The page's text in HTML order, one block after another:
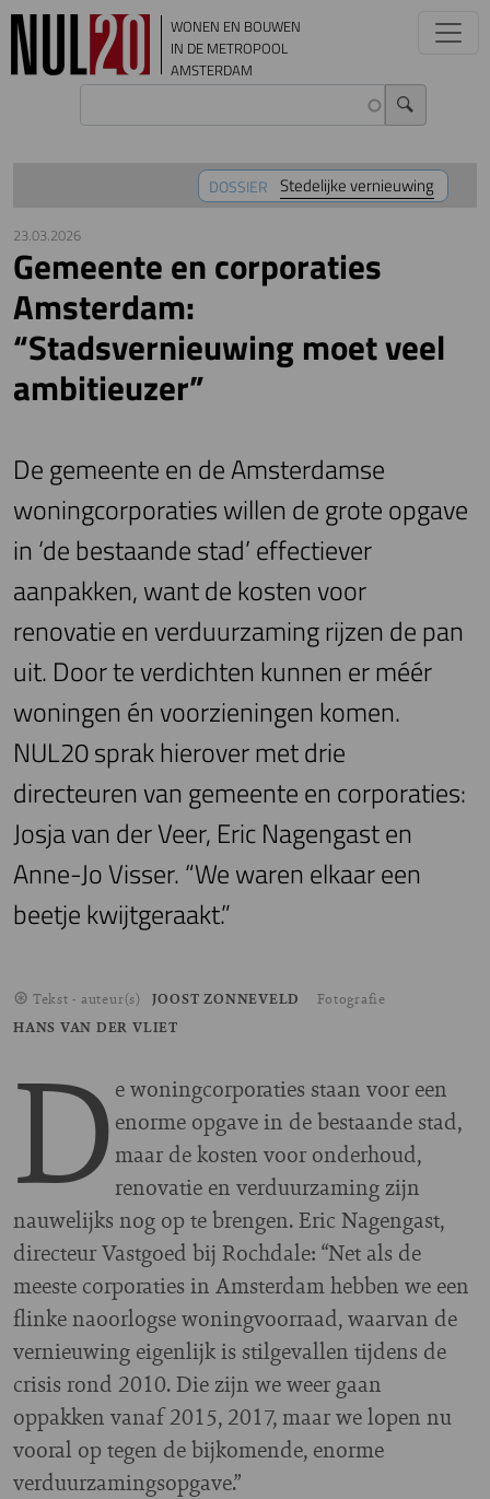
Overslaan en naar de inhoud gaan
WONEN EN BOUWEN
IN DE METROPOOL
AMSTERDAM
DOSSIER Stedelijke vernieuwing
23.03.2026
Gemeente en corporaties
Amsterdam:
“Stadsvernieuwing moet veel
ambitieuzer”
De gemeente en de Amsterdamse
woningcorporaties willen de grote opgave
in ‘de bestaande stad’ effectiever
aanpakken, want de kosten voor
renovatie en verduurzaming rijzen de pan
uit. Door te verdichten kunnen er méér
woningen én voorzieningen komen.
NUL20 sprak hierover met drie
directeuren van gemeente en corporaties:
Josja van der Veer, Eric Nagengast en
Anne-Jo Visser. “We waren elkaar een
beetje kwijtgeraakt.”
Tekst - auteur(s) JOOST ZONNEVELD
Fotografie
HANS VAN DER VLIET
D e woningcorporaties staan voor een
enorme opgave in de bestaande stad,
maar de kosten voor onderhoud,
renovatie en verduurzaming zijn
nauwelijks nog op te brengen. Eric Nagengast,
directeur Vastgoed bij Rochdale: “Net als de
meeste corporaties in Amsterdam hebben we een
flinke naoorlogse woningvoorraad, waarvan de
vernieuwing eigenlijk is stilgevallen tijdens de
crisis rond 2010. Die zijn we weer gaan
oppakken vanaf 2015, 2017, maar we lopen nu
vooral op tegen de bijkomende, enorme
verduurzamingsopgave.”